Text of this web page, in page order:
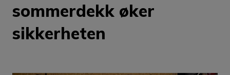
sommerdekk øker
sikkerheten